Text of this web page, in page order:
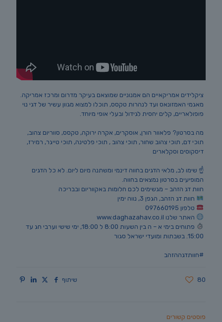
ציקלידים אמריקאיים הם אמנוניים שמוצאם בעיקר מדרום ומרכז אמריקה.
מאגמי האמזונאס ועד לנהרות טקסס, תוכלו למצוא מגוון עשיר של דגי נוי
פופולאריים, קלים יחסית לגידול ובעלי אופי מיוחד.
מה בסרטון? פלאוור הורן, אוסקרים, אקרה ירוקה, טקסס, סווריום צהוב,
תוכי דם, תוכי צהוב שחור, תוכי צהוב , תוכי פלטינה, תוכי טייגר, רמירז,
דיסקוסים וסקלארים
☝️ שימו לב, מלאי הדגים בחווה דינמי ומשתנה מיום ליום. לא כל הדגים
המופיעים בסרטון נמצאים בחווה.
חוות דג הזהב – מגשימים לכם חלומות באקווריום ובבריכה
חוות דג הזהב, הגפן 3, נווה ימין
טלפון 097660195
האתר שלנו www.daghazahav.co.il
פתוחים בימי א – ה בין השעות 8:00 ל 18:00, ימי שישי וערבי חג עד
15:00. בשבתות ומועדי ישראל סגור
#חוותדגההזהב
שיתוף 80
פוסטים קשורים